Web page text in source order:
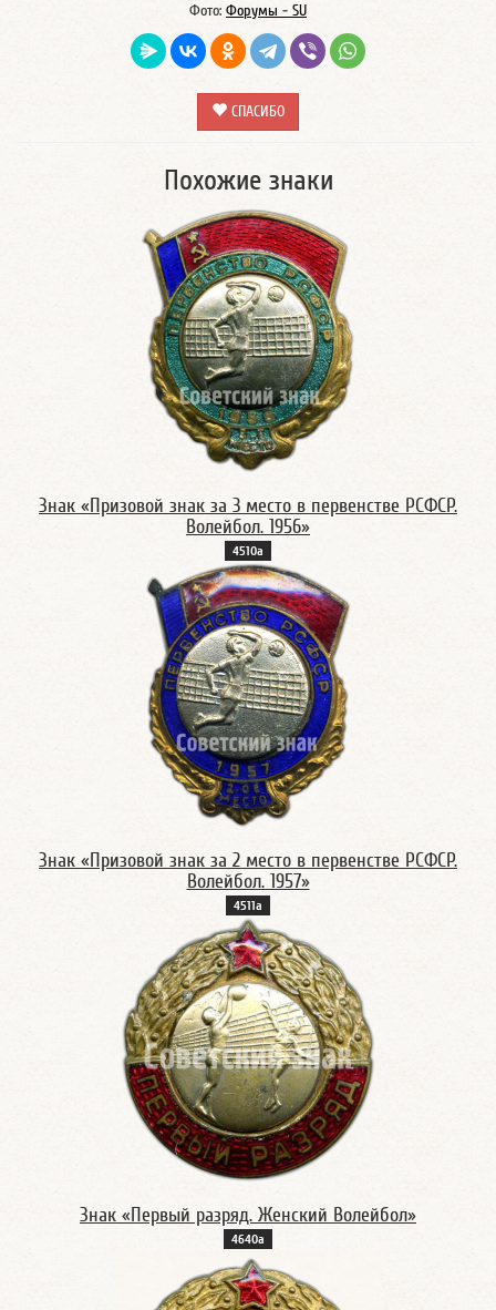
Фото: Форумы - SU
СПАСИБО
Похожие знаки
Знак «Призовой знак за 3 место в первенстве РСФСР.
Волейбол. 1956»
4510а
Знак «Призовой знак за 2 место в первенстве РСФСР.
Волейбол. 1957»
4511а
Знак «Первый разряд. Женский Волейбол»
4640а